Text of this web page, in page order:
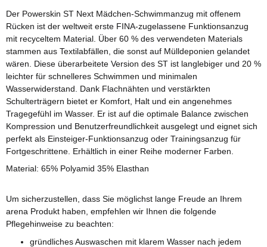
Der Powerskin ST Next Mädchen-Schwimmanzug mit offenem
Rücken ist der weltweit erste FINA-zugelassene Funktionsanzug
mit recyceltem Material. Über 60 % des verwendeten Materials
stammen aus Textilabfällen, die sonst auf Mülldeponien gelandet
wären. Diese überarbeitete Version des ST ist langlebiger und 20 %
leichter für schnelleres Schwimmen und minimalen
Wasserwiderstand. Dank Flachnähten und verstärkten
Schulterträgern bietet er Komfort, Halt und ein angenehmes
Tragegefühl im Wasser. Er ist auf die optimale Balance zwischen
Kompression und Benutzerfreundlichkeit ausgelegt und eignet sich
perfekt als Einsteiger-Funktionsanzug oder Trainingsanzug für
Fortgeschrittene. Erhältlich in einer Reihe moderner Farben.
Material: 65% Polyamid 35% Elasthan
Um sicherzustellen, dass Sie möglichst lange Freude an Ihrem
arena Produkt haben, empfehlen wir Ihnen die folgende
Pflegehinweise zu beachten:
gründliches Auswaschen mit klarem Wasser nach jedem